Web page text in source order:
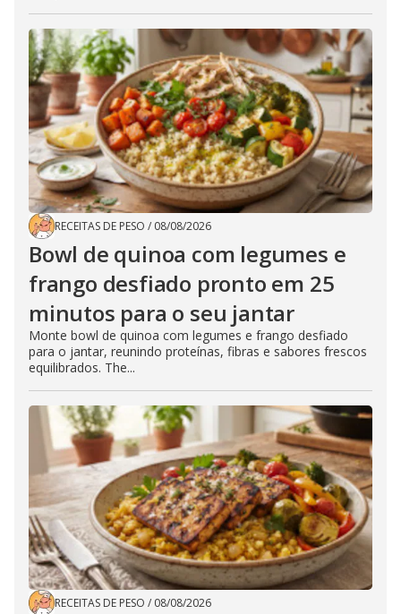
RECEITAS DE PESO / 08/08/2026
Bowl de quinoa com legumes e
frango desfiado pronto em 25
minutos para o seu jantar
Monte bowl de quinoa com legumes e frango desfiado
para o jantar, reunindo proteínas, fibras e sabores frescos
equilibrados. The...
RECEITAS DE PESO / 08/08/2026